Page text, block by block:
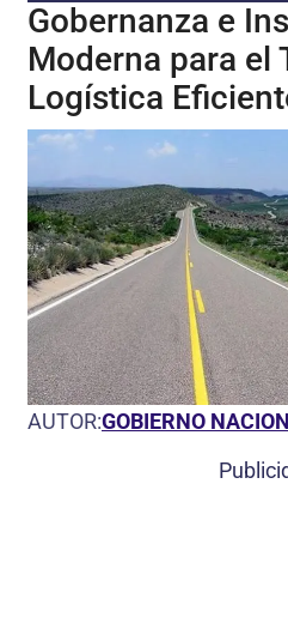
Gobernanza e
Moderna para el
Logística
AUTOR:GOBIERNO